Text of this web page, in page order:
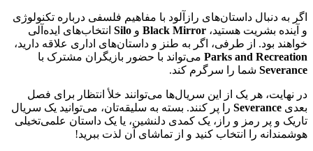
اگر به دنبال داستان‌های رازآلود با مفاهیم فلسفی درباره تکنولوژی
و آینده بشریت هستید، Black Mirror و Silo انتخاب‌های ایده‌آلی
خواهند بود. از طرفی، اگر به طنز و داستان‌های اداری علاقه دارید،
Parks and Recreation می‌تواند با حضور بازیگران مشترک با
Severance شما را سرگرم کند.
در نهایت، هر یک از این سریال‌ها می‌توانند خلأ انتظار برای فصل
بعدی Severance را پر کنند. بسته به سلیقه‌تان، می‌توانید یک سریال
تاریک و پر رمز و راز، یک کمدی دلنشین، یا یک داستان علمی‌تخیلی
هوشمندانه را انتخاب کنید و از تماشای آن لذت ببرید!